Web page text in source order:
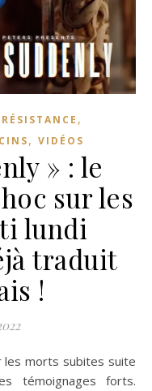
RÉSISTANCE ,
, VIDÉOS
» : le
sur les
lundi
traduit
!
témoignages forts.